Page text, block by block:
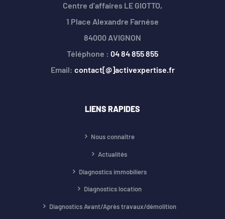
Centre d’affaires LE GIOTTO,
1 Place Alexandre Farnése
84000 AVIGNON
Téléphone : 04 84 855 855
Email: contact[@]activexpertise.fr
LIENS RAPIDES
Nous connaître
Actualités
Diagnostics immobiliers
Diagnostics location
Diagnostics Avant/Après travaux/démolition